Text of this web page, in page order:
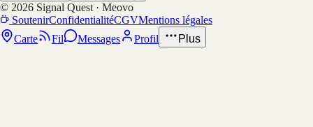
© 2026 Signal Quest · Meovo
SoutenirConfidentialitéCGVMentions légales
Carte
Fil Messages Profil Plus